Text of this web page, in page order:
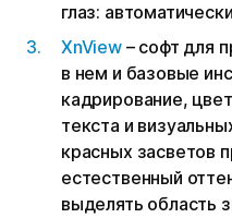
глаз:
XnView– софт для
в нем и базовые
кадрирование,
текста и
красных засветов
естественный
выделять область